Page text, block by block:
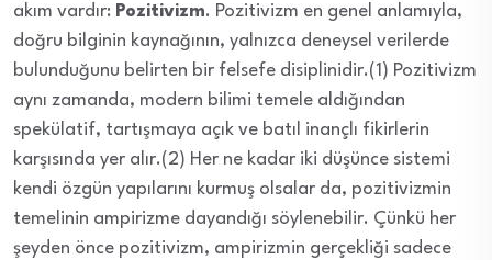
akım vardır: Pozitivizm. Pozitivizm en genel anlamıyla,
doğru bilginin kaynağının, yalnızca deneysel verilerde
bulunduğunu belirten bir felsefe disiplinidir.(1) Pozitivizm
aynı zamanda, modern bilimi temele aldığından
spekülatif, tartışmaya açık ve batıl inançlı fikirlerin
karşısında yer alır.(2) Her ne kadar iki düşünce sistemi
kendi özgün yapılarını kurmuş olsalar da, pozitivizmin
temelinin ampirizme dayandığı söylenebilir. Çünkü her
şeyden önce pozitivizm, ampirizmin gerçekliği sadece